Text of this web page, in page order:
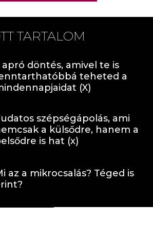
TARTALOM
apró döntés, amivel te is
teheted a
(X)
szépségápolás, ami
a külsődre, hanem a
is hat (x)
az a mikrocsalás? Téged is